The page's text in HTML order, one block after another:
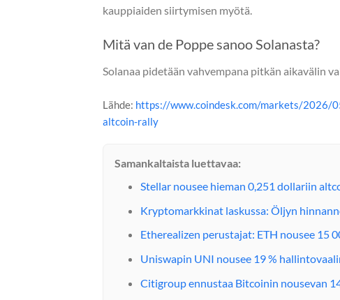
kauppiaiden siirtymisen myötä.
Mitä van de Poppe sanoo Solanasta?
Solanaa pidetään vahvempana pitkän aikavälin
Lähde: https://www.coindesk.com/markets/2026/
altcoin-rally
Samankaltaista luettavaa:
Stellar nousee hieman 0,251 dollariin
Kryptomarkkinat laskussa: Öljyn
Etherealizen perustajat: ETH nousee 15
Uniswapin UNI nousee 19 %
Citigroup ennustaa Bitcoinin nousevan